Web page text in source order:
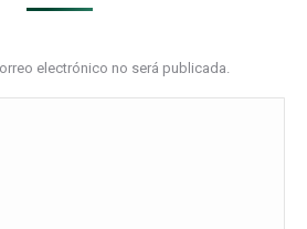
electrónico no será publicada.